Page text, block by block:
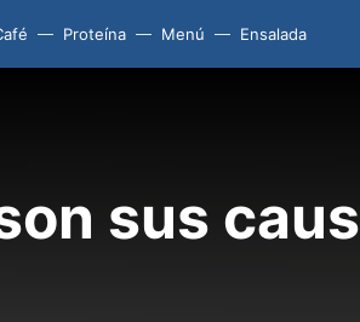
Proteína Menú Ensalada
sus